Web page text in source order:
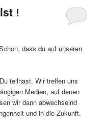
!
dass du auf unseren
teilhast. Wir treffen uns
Medien, auf denen
wir dann abwechselnd
und in die Zukunft.